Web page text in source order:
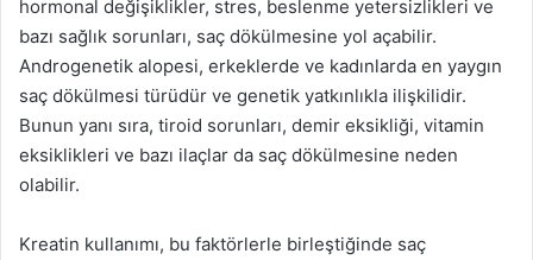
hormonal değişiklikler, stres, beslenme yetersizlikleri ve
bazı sağlık sorunları, saç dökülmesine yol açabilir.
Androgenetik alopesi, erkeklerde ve kadınlarda en yaygın
saç dökülmesi türüdür ve genetik yatkınlıkla ilişkilidir.
Bunun yanı sıra, tiroid sorunları, demir eksikliği, vitamin
eksiklikleri ve bazı ilaçlar da saç dökülmesine neden
olabilir.
Kreatin kullanımı, bu faktörlerle birleştiğinde saç